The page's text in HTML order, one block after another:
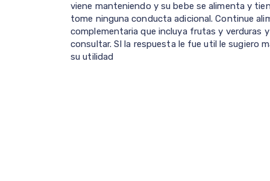
viene manteniendo y su bebe se alimenta y
tome ninguna conducta adicional. Continue
complementaria que incluya frutas y verduras
consultar. SI la respuesta le fue util le sugiero
su utilidad